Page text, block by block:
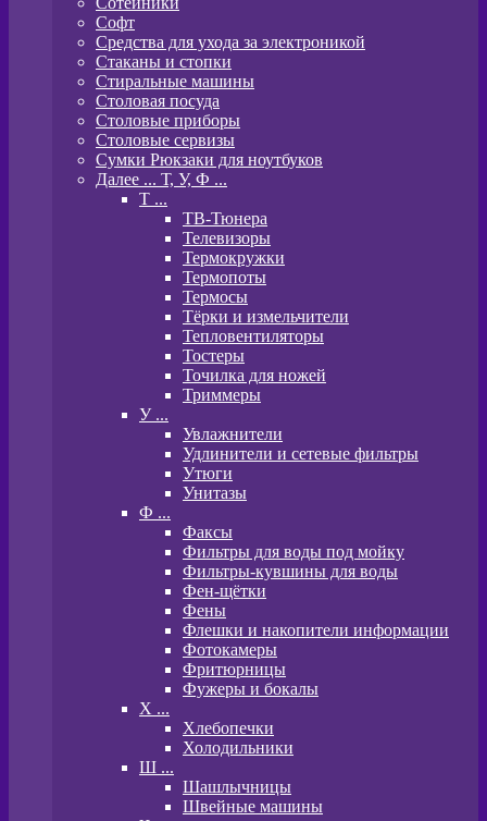
Софт
Средства для ухода за электроникой
Стаканы и стопки
Стиральные машины
Столовая посуда
Столовые приборы
Столовые сервизы
Сумки Рюкзаки для ноутбуков
Далее ... Т, У, Ф ...
T ...
ТВ-Тюнера
Телевизоры
Термокружки
Термопоты
Термосы
Тёрки и измельчители
Тепловентиляторы
Тостеры
Точилка для ножей
Триммеры
У ...
Увлажнители
Удлинители и сетевые фильтры
Утюги
Унитазы
Ф ...
Факсы
Фильтры для воды под мойку
Фильтры-кувшины для воды
Фен-щётки
Фены
Флешки и накопители информации
Фотокамеры
Фритюрницы
Фужеры и бокалы
Х ...
Хлебопечки
Холодильники
Ш ...
Шашлычницы
Швейные машины